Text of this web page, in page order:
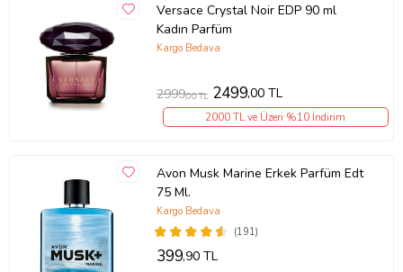
Versace Crystal Noir EDP 90 ml
Kadın Parfüm
Kargo Bedava
2999,00 TL 2499,00 TL
2000 TL ve Üzeri %10 İndirim
Avon Musk Marine Erkek Parfüm Edt
75 Ml.
(191)
Kargo Bedava
399,90 TL